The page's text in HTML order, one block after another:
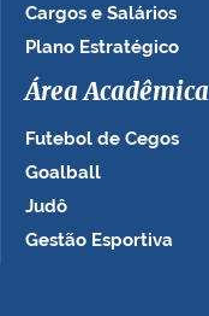
Cargos e Salários
Plano Estratégico
Área Acadêmica
Futebol de Cegos
Goalball
Judô
Gestão Esportiva